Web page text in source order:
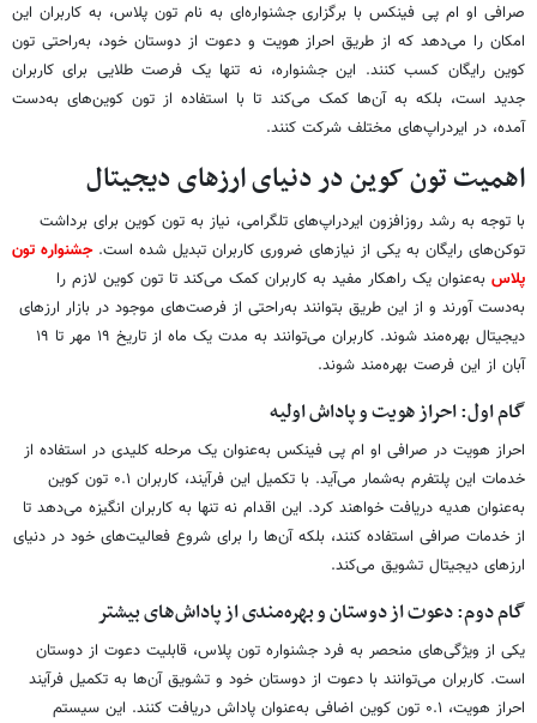
صرافی او ام پی فینکس با برگزاری جشنواره‌ای به نام تون پلاس، به کاربران این
امکان را می‌دهد که از طریق احراز هویت و دعوت از دوستان خود، به‌راحتی تون
کوین رایگان کسب کنند. این جشنواره، نه تنها یک فرصت طلایی برای کاربران
جدید است، بلکه به آن‌ها کمک می‌کند تا با استفاده از تون کوین‌های به‌دست
آمده، در ایردراپ‌های مختلف شرکت کنند.
اهمیت تون کوین در دنیای ارزهای دیجیتال
با توجه به رشد روزافزون ایردراپ‌های تلگرامی، نیاز به تون کوین برای برداشت
توکن‌های رایگان به یکی از نیازهای ضروری کاربران تبدیل شده است.جشنواره تون
پلاس به‌عنوان یک راهکار مفید به کاربران کمک می‌کند تا تون کوین لازم را
به‌دست آورند و از این طریق بتوانند به‌راحتی از فرصت‌های موجود در بازار ارزهای
دیجیتال بهره‌مند شوند. کاربران می‌توانند به مدت یک ماه از تاریخ ۱۹ مهر تا ۱۹
آبان از این فرصت بهره‌مند شوند.
گام اول: احراز هویت و پاداش اولیه
احراز هویت در صرافی او ام پی فینکس به‌عنوان یک مرحله کلیدی در استفاده از
خدمات این پلتفرم به‌شمار می‌آید. با تکمیل این فرآیند، کاربران ۰.۱ تون کوین
به‌عنوان هدیه دریافت خواهند کرد. این اقدام نه تنها به کاربران انگیزه می‌دهد تا
از خدمات صرافی استفاده کنند، بلکه آن‌ها را برای شروع فعالیت‌های خود در دنیای
ارزهای دیجیتال تشویق می‌کند.
گام دوم: دعوت از دوستان و بهره‌مندی از پاداش‌های بیشتر
یکی از ویژگی‌های منحصر به فرد جشنواره تون پلاس، قابلیت دعوت از دوستان
است. کاربران می‌توانند با دعوت از دوستان خود و تشویق آن‌ها به تکمیل فرآیند
احراز هویت، ۰.۱ تون کوین اضافی به‌عنوان پاداش دریافت کنند. این سیستم